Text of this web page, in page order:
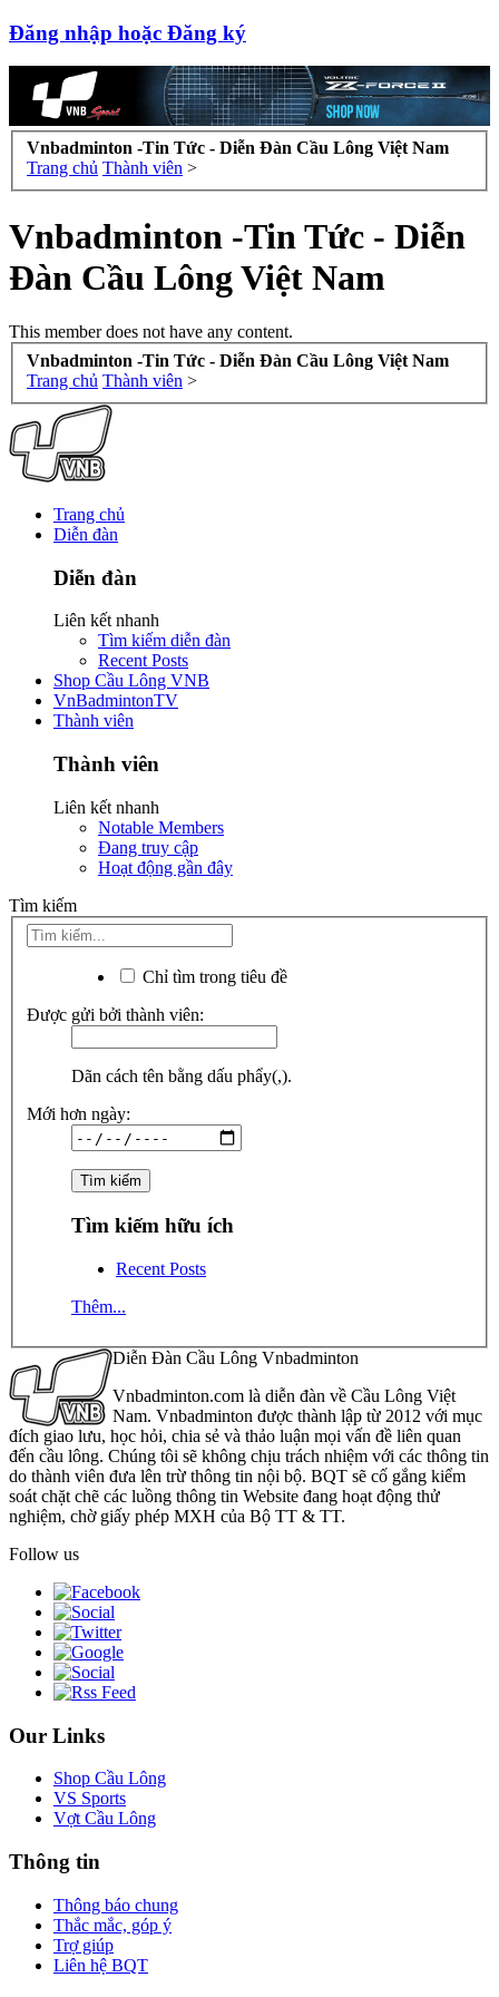
Đăng nhập hoặc Đăng ký
Vnbadminton -Tin Tức - Diễn Đàn Cầu Lông Việt Nam
Trang chủ Thành viên >
Vnbadminton -Tin Tức - Diễn
Đàn Cầu Lông Việt Nam
This member does not have any content.
Vnbadminton -Tin Tức - Diễn Đàn Cầu Lông Việt Nam
Trang chủ Thành viên >
Trang chủ
Diễn đàn
Diễn đàn
Liên kết nhanh
Tìm kiếm diễn đàn
Recent Posts
Shop Cầu Lông VNB
VnBadmintonTV
Thành viên
Thành viên
Liên kết nhanh
Notable Members
Đang truy cập
Hoạt động gần đây
Tìm kiếm
Chỉ tìm trong tiêu đề
Được gửi bởi thành viên:
Dãn cách tên bằng dấu phẩy(,).
Mới hơn ngày:
Tìm kiếm hữu ích
Recent Posts
Thêm...
Diễn Đàn Cầu Lông Vnbadminton
Vnbadminton.com là diễn đàn về Cầu Lông Việt
Nam. Vnbadminton được thành lập từ 2012 với mục
đích giao lưu, học hỏi, chia sẻ và thảo luận mọi vấn đề liên quan
đến cầu lông. Chúng tôi sẽ không chịu trách nhiệm với các thông tin
do thành viên đưa lên trừ thông tin nội bộ. BQT sẽ cố gắng kiểm
soát chặt chẽ các luồng thông tin Website đang hoạt động thử
nghiệm, chờ giấy phép MXH của Bộ TT & TT.
Follow us
Our Links
Shop Cầu Lông
VS Sports
Vợt Cầu Lông
Thông tin
Thông báo chung
Thắc mắc, góp ý
Trợ giúp
Liên hệ BQT